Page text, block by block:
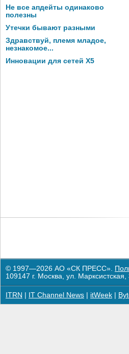
Не все апдейты одинаково
полезны
Утечки бывают разными
Здравствуй, племя младое,
незнакомое...
Инновации для сетей X5
© 1997—2026 АО «СК ПРЕСС».
109147 г. Москва, ул.
ITRN IT Channel News itWeek